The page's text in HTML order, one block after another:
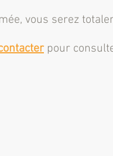
vous serez
pour